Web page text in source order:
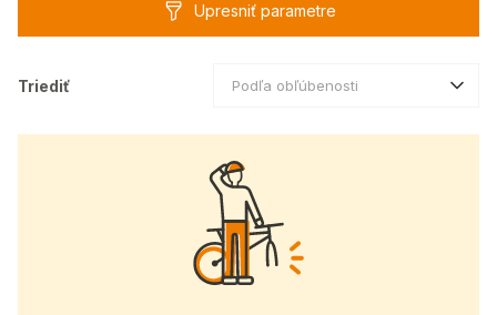
Upresniť parametre
Triediť Podľa obľúbenosti